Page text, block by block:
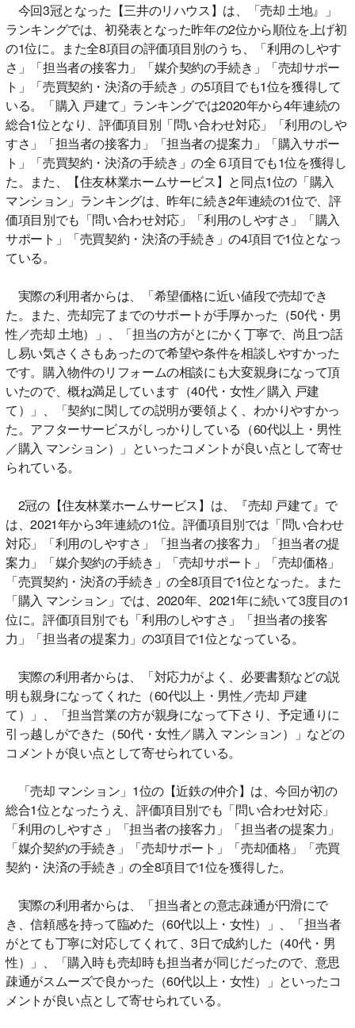
今回3冠となった【三井のリハウス】は、「売却 土地』」
ランキングでは、初発表となった昨年の2位から順位を上げ初
の1位に。また全8項目の評価項目別のうち、「利用のしやす
さ」「担当者の接客力」「媒介契約の手続き」「売却サポー
ト」「売買契約・決済の手続き」の5項目でも1位を獲得して
いる。「購入 戸建て」ランキングでは2020年から4年連続の
総合1位となり、評価項目別「問い合わせ対応」「利用のしや
すさ」「担当者の接客力」「担当者の提案力」「購入サポー
ト」「売買契約・決済の手続き」の全６項目でも1位を獲得し
た。また、【住友林業ホームサービス】と同点1位の「購入
マンション」ランキングは、昨年に続き2年連続の1位で、評
価項目別でも「問い合わせ対応」「利用のしやすさ」「購入
サポート」「売買契約・決済の手続き」の4項目で1位となっ
ている。
実際の利用者からは、「希望価格に近い値段で売却でき
た。また、売却完了までのサポートが手厚かった（50代・男
性／売却 土地）」、「担当の方がとにかく丁寧で、尚且つ話
し易い気さくさもあったので希望や条件を相談しやすかった
です。購入物件のリフォームの相談にも大変親身になって頂
いたので、概ね満足しています（40代・女性／購入 戸建
て）」、「契約に関しての説明が要領よく、わかりやすかっ
た。アフターサービスがしっかりしている（60代以上・男性
／購入 マンション）」といったコメントが良い点として寄せ
られている。
2冠の【住友林業ホームサービス】は、『売却 戸建て』で
は、2021年から3年連続の1位。評価項目別では「問い合わせ
対応」「利用のしやすさ」「担当者の接客力」「担当者の提
案力」「媒介契約の手続き」「売却サポート」「売却価格」
「売買契約・決済の手続き」の全8項目で1位となった。また
「購入 マンション」では、2020年、2021年に続いて3度目の1
位に。評価項目別でも「利用のしやすさ」「担当者の接客
力」「担当者の提案力」の3項目で1位となっている。
実際の利用者からは、「対応力がよく、必要書類などの説
明も親身になってくれた（60代以上・男性／売却 戸建
て）」、「担当営業の方が親身になって下さり、予定通りに
引っ越しができた（50代・女性／購入 マンション）」などの
コメントが良い点として寄せられている。
「売却 マンション」1位の【近鉄の仲介】は、今回が初の
総合1位となったうえ、評価項目別でも「問い合わせ対応」
「利用のしやすさ」「担当者の接客力」「担当者の提案力」
「媒介契約の手続き」「売却サポート」「売却価格」「売買
契約・決済の手続き」の全8項目で1位を獲得した。
実際の利用者からは、「担当者との意志疎通が円滑にで
き、信頼感を持って臨めた（60代以上・女性）」、「担当者
がとても丁寧に対応してくれて、3日で成約した（40代・男
性）」、「購入時も売却時も担当者が同じだったので、意思
疎通がスムーズで良かった（60代以上・女性）」といったコ
メントが良い点として寄せられている。